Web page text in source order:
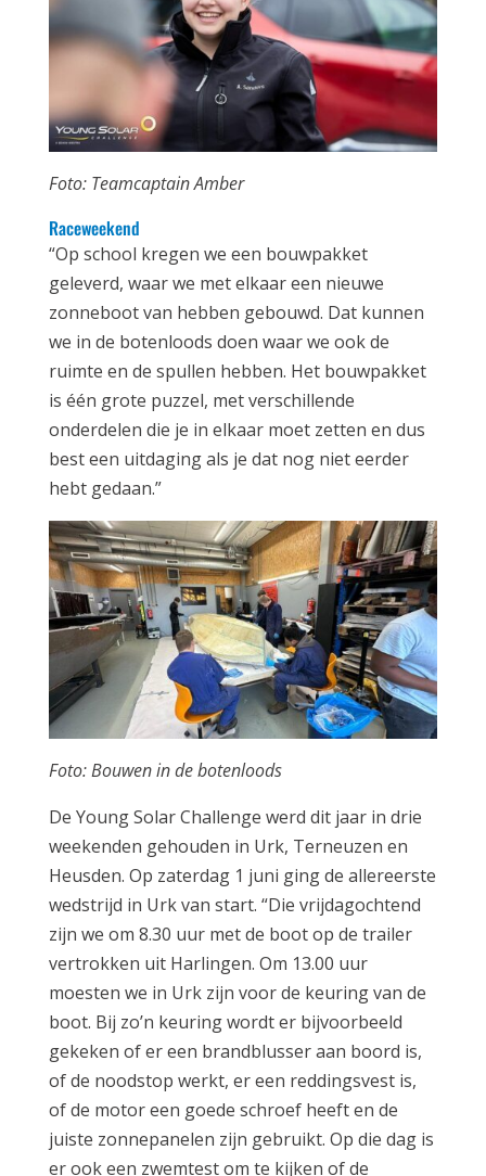
Foto: Teamcaptain Amber
Raceweekend
“Op school kregen we een bouwpakket
geleverd, waar we met elkaar een nieuwe
zonneboot van hebben gebouwd. Dat kunnen
we in de botenloods doen waar we ook de
ruimte en de spullen hebben. Het bouwpakket
is één grote puzzel, met verschillende
onderdelen die je in elkaar moet zetten en dus
best een uitdaging als je dat nog niet eerder
hebt gedaan.”
Foto: Bouwen in de botenloods
De Young Solar Challenge werd dit jaar in drie
weekenden gehouden in Urk, Terneuzen en
Heusden. Op zaterdag 1 juni ging de allereerste
wedstrijd in Urk van start. “Die vrijdagochtend
zijn we om 8.30 uur met de boot op de trailer
vertrokken uit Harlingen. Om 13.00 uur
moesten we in Urk zijn voor de keuring van de
boot. Bij zo’n keuring wordt er bijvoorbeeld
gekeken of er een brandblusser aan boord is,
of de noodstop werkt, er een reddingsvest is,
of de motor een goede schroef heeft en de
juiste zonnepanelen zijn gebruikt. Op die dag is
er ook een zwemtest om te kijken of de